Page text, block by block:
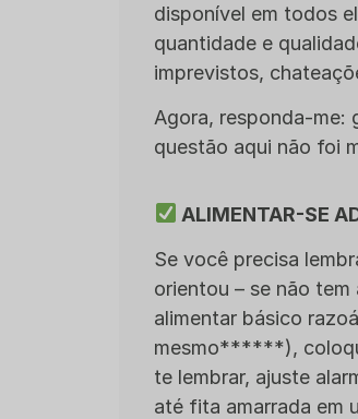
disponível em todos
quantidade e
imprevistos,
Agora, responda-me:
questão aqui não foi
ALIMENTAR-SE
Se você precisa
orientou – se não
alimentar básico
mesmo******),
te lembrar, ajuste
até fita amarrada em